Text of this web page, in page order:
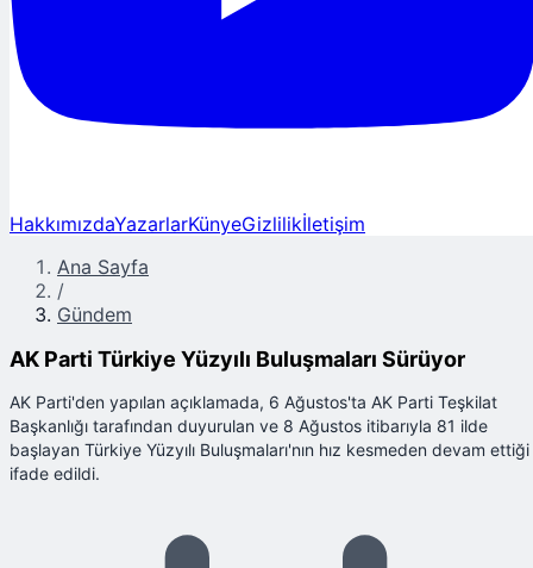
HakkımızdaYazarlarKünyeGizlilikİletişim
Ana Sayfa
/
Gündem
AK Parti Türkiye Yüzyılı Buluşmaları Sürüyor
AK Parti'den yapılan açıklamada, 6 Ağustos'ta AK Parti Teşkilat
Başkanlığı tarafından duyurulan ve 8 Ağustos itibarıyla 81 ilde
başlayan Türkiye Yüzyılı Buluşmaları'nın hız kesmeden devam ettiği
ifade edildi.